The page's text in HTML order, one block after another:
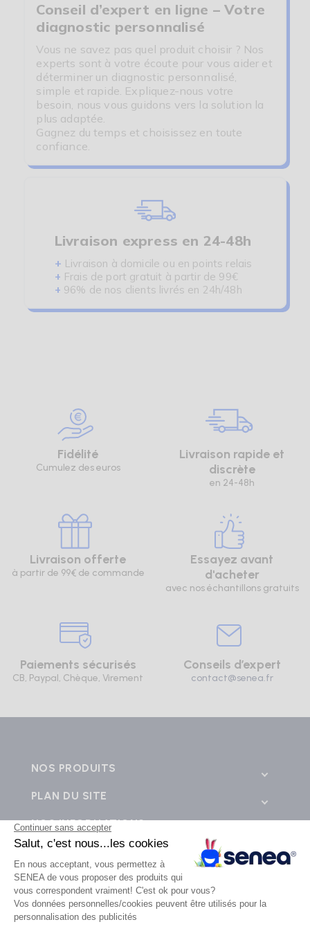
Conseil d’expert en ligne – Votre
diagnostic personnalisé
Vous ne savez pas quel produit choisir ? Nos
experts sont à votre écoute pour vous aider et
déterminer un diagnostic personnalisé,
simple et rapide. Expliquez-nous votre
besoin, nous vous guidons vers la solution la
plus adaptée.
Gagnez du temps et choisissez en toute
confiance.
Livraison express en 24-48h
+ Livraison à domicile ou en points relais
+ Frais de port gratuit à partir de 99€
+ 96% de nos clients livrés en 24h/48h
Fidélité
Cumulez des euros
Livraison rapide et
discrète
en 24-48h
Livraison offerte
à partir de 99€ de commande
Essayez avant
d'acheter
avec nos échantillons gratuits
Paiements sécurisés
CB, Paypal, Chèque, Virement
Conseils d’expert
contact@senea.fr
NOS PRODUITS
PLAN DU SITE
NOS INFORMATIONS
CONTACTEZ-NOUS